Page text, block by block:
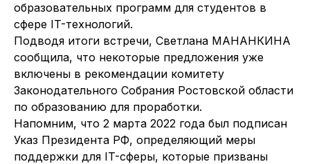
образовательных программ для студентов в
сфере IT-технологий.
Подводя итоги встречи, Светлана МАНАНКИНА
сообщила, что некоторые предложения уже
включены в рекомендации комитету
Законодательного Собрания Ростовской области
по образованию для проработки.
Напомним, что 2 марта 2022 года был подписан
Указ Президента РФ, определяющий меры
поддержки для IT-сферы, которые призваны